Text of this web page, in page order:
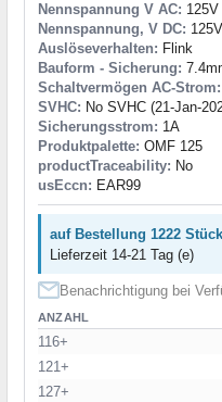
Nennspannung V AC: 125V
Nennspannung, V DC: 125V
Auslöseverhalten: Flink
Bauform - Sicherung:
Schaltvermögen AC-Strom:
SVHC: No SVHC (21-Jan-
Sicherungsstrom: 1A
Produktpalette: OMF 125
productTraceability: No
usEccn: EAR99
auf Bestellung 1222
Lieferzeit 14-21 Tag (e)
Benachrichtigung bei
ANZAHL
116+
121+
127+